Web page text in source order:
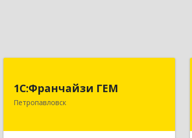
1С:Франчайзи ГЕМ
Петропавловск
Казахстан, г. Петропавловск, ул.
Интернациональная, 18 НП2
Подробнее